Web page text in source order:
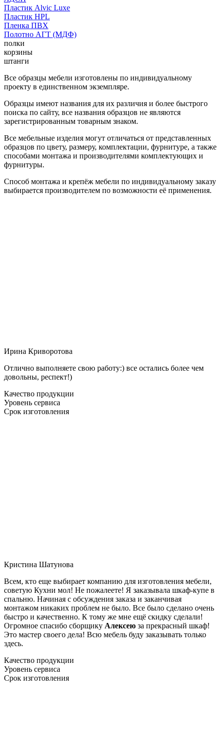
Пластик Alvic Luxe
Пластик HPL
Пленка ПВХ
Полотно АГТ (МДФ)
полки
корзины
штанги
Все образцы мебели изготовлены по индивидуальному
проекту в единственном экземпляре.
Образцы имеют названия для их различия и более быстрого
поиска по сайту, все названия образцов не являются
зарегистрированным товарным знаком.
Все мебельные изделия могут отличаться от представленных
образцов по цвету, размеру, комплектации, фурнитуре, а также
способами монтажа и производителями комплектующих и
фурнитуры.
Способ монтажа и крепёж мебели по индивидуальному заказу
выбирается производителем по возможности её применения.
Ирина Криворотова
Отлично выполняете свою работу:) все остались более чем
довольны, респект!)
Качество продукции
Уровень сервиса
Срок изготовления
Кристина Шатунова
Всем, кто еще выбирает компанию для изготовления мебели,
советую Кухни мол! Не пожалеете! Я заказывала шкаф-купе в
спальню. Начиная с обсуждения заказа и заканчивая
монтажом никаких проблем не было. Все было сделано очень
быстро и качественно. К тому же мне ещё скидку сделали!
Огромное спасибо сборщику Алексею за прекрасный шкаф!
Это мастер своего дела! Всю мебель буду заказывать только
здесь.
Качество продукции
Уровень сервиса
Срок изготовления